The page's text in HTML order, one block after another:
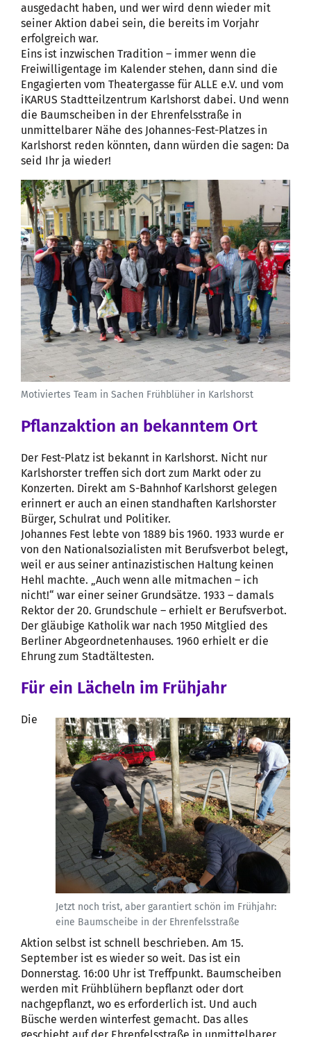
ausgedacht haben, und wer wird denn wieder mit
seiner Aktion dabei sein, die bereits im Vorjahr
erfolgreich war.
Eins ist inzwischen Tradition – immer wenn die
Freiwilligentage im Kalender stehen, dann sind die
Engagierten vom Theatergasse für ALLE e.V. und vom
iKARUS Stadtteilzentrum Karlshorst dabei. Und wenn
die Baumscheiben in der Ehrenfelsstraße in
unmittelbarer Nähe des Johannes-Fest-Platzes in
Karlshorst reden könnten, dann würden die sagen: Da
seid Ihr ja wieder!
Motiviertes Team in Sachen Frühblüher in Karlshorst
Pflanzaktion an bekanntem Ort
Der Fest-Platz ist bekannt in Karlshorst. Nicht nur
Karlshorster treffen sich dort zum Markt oder zu
Konzerten. Direkt am S-Bahnhof Karlshorst gelegen
erinnert er auch an einen standhaften Karlshorster
Bürger, Schulrat und Politiker.
Johannes Fest lebte von 1889 bis 1960. 1933 wurde er
von den Nationalsozialisten mit Berufsverbot belegt,
weil er aus seiner antinazistischen Haltung keinen
Hehl machte. „Auch wenn alle mitmachen – ich
nicht!“ war einer seiner Grundsätze. 1933 – damals
Rektor der 20. Grundschule – erhielt er Berufsverbot.
Der gläubige Katholik war nach 1950 Mitglied des
Berliner Abgeordnetenhauses. 1960 erhielt er die
Ehrung zum Stadtältesten.
Für ein Lächeln im Frühjahr
Jetzt noch trist, aber garantiert schön im Frühjahr:
eine Baumscheibe in der Ehrenfelsstraße
Die
Aktion selbst ist schnell beschrieben. Am 15.
September ist es wieder so weit. Das ist ein
Donnerstag. 16:00 Uhr ist Treffpunkt. Baumscheiben
werden mit Frühblühern bepflanzt oder dort
nachgepflanzt, wo es erforderlich ist. Und auch
Büsche werden winterfest gemacht. Das alles